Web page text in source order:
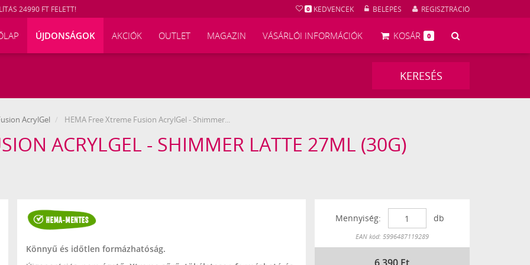
24990 FT FELETT! 0 KEDVENCEK BELÉPÉS REGISZTRÁCIÓ
ÚJDONSÁGOK AKCIÓK OUTLET MAGAZIN VÁSÁRLÓI INFORMÁCIÓK KOSÁR 0
KERESÉS
AcrylGel HEMA Free Xtreme Fusion AcrylGel - Shimmer...
ACRYLGEL - SHIMMER LATTE 27ML (30G)
Könnyű és időtlen formázhatóság.
Mennyiség: db
Készleten
EAN kód: 5996487119289